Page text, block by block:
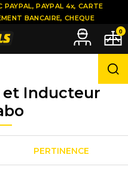
Inducteur
PERTINENCE
PAYPAL, PAYPAL 4x, CARTE
BANCAIRE, CHEQUE
0